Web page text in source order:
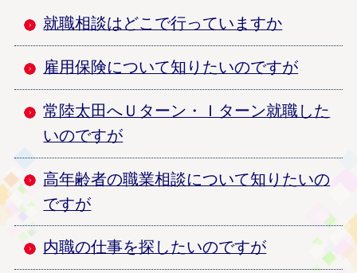
就職相談はどこで行っていますか
雇用保険について知りたいのですが
常陸太田へＵターン・Ｉターン就職した
いのですが
高年齢者の職業相談について知りたいの
ですが
内職の仕事を探したいのですが